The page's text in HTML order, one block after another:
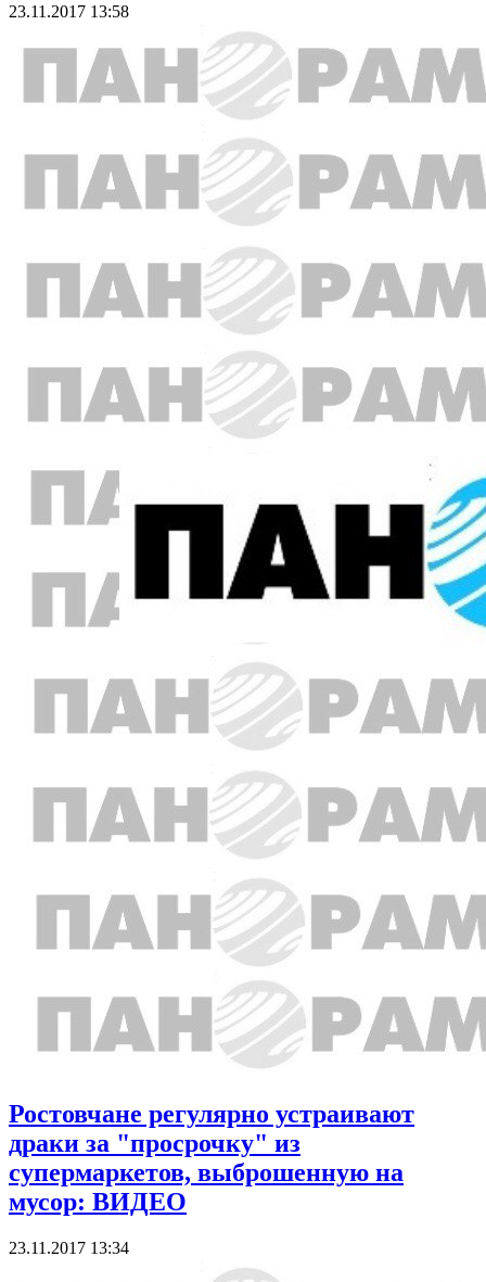
23.11.2017 13:58
Ростовчане регулярно устраивают
драки за "просрочку" из
супермаркетов, выброшенную на
мусор: ВИДЕО
23.11.2017 13:34